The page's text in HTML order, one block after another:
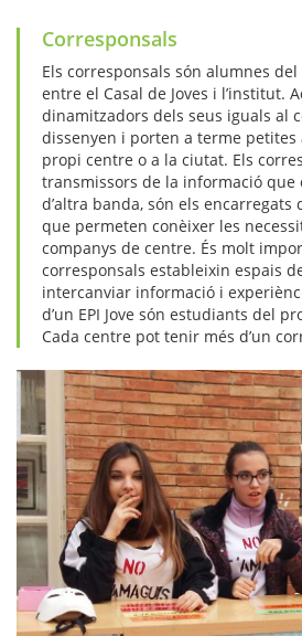
Corresponsals
Els corresponsals són alumnes
entre el Casal de Joves i l’institut.
dinamitzadors dels seus iguals al
dissenyen i porten a terme petites
propi centre o a la ciutat. Els
transmissors de la informació que
d’altra banda, són els encarregats
que permeten conèixer les
companys de centre. És molt
corresponsals estableixin espais
intercanviar informació i
d’un EPI Jove són estudiants del
Cada centre pot tenir més d’un